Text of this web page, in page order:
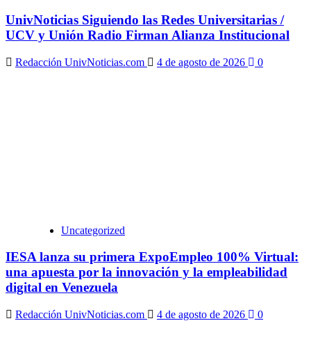
UnivNoticias Siguiendo las Redes Universitarias /
UCV y Unión Radio Firman Alianza Institucional
Redacción UnivNoticias.com 4 de agosto de 2026 0
Uncategorized
IESA lanza su primera ExpoEmpleo 100% Virtual:
una apuesta por la innovación y la empleabilidad
digital en Venezuela
Redacción UnivNoticias.com 4 de agosto de 2026 0